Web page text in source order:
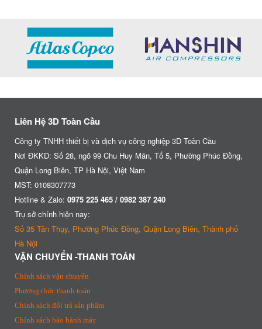
Liên Hệ 3D Toàn Cầu
Công ty TNHH thiết bị và dịch vụ công nghiệp 3D Toàn Cầu
Nơi ĐKKD: Số 28, ngõ 99 Chu Huy Mân, Tổ 5, Phường Phúc Đồng,
Quận Long Biên, TP Hà Nội, Việt Nam
MST: 0108307773
Hotline & Zalo: 0975 225 465 / 0982 387 240
Trụ sở chính hiện nay:
Số 35 Tân Thụy, Phường Phúc Đồng, Quận Long Biên, Thành phố
Hà Nội
VẬN CHUYỂN -THANH TOÁN
Chính sách vận chuyển
Phương thức thanh toán
Chính sách đổi trả sản phẩm
Chính sách bảo hành máy